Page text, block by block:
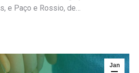
e Paço e Rossio, de…
Jan